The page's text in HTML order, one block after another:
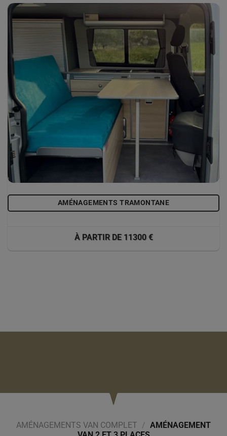
AMÉNAGEMENTS TRAMONTANE
À PARTIR DE 11300 €
AMÉNAGEMENTS VAN COMPLET / AMÉNAGEMENT